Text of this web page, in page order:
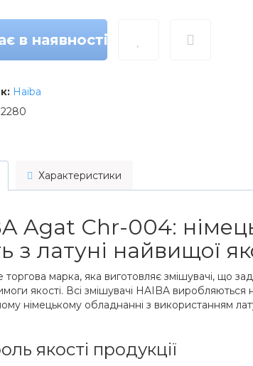
в наявності
Haiba
2280
Характеристики
Agat Chr-004:
з латуні найвищої
торгова марка, яка виготовляє змішувачі, що
якості. Всі змішувачі HAIBA виробляються
німецькому обладнанні з використанням
якості продукції